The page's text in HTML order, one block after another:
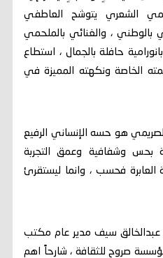
الشعري يتوشح العاطفي
بالوطني ، والغنائي بالملحمي
حافلة بالجمال ، استطاع
الخاصة ونكهته المميزة في
هو حسه الإنساني الرفيع
بحس وشفافية وعمق التجربة
العابرة فحسب ، وانما ليستقرئ
عبدالخالق سيف مدير عام مكتب
صروح للثقافة ، شارحاً اهم